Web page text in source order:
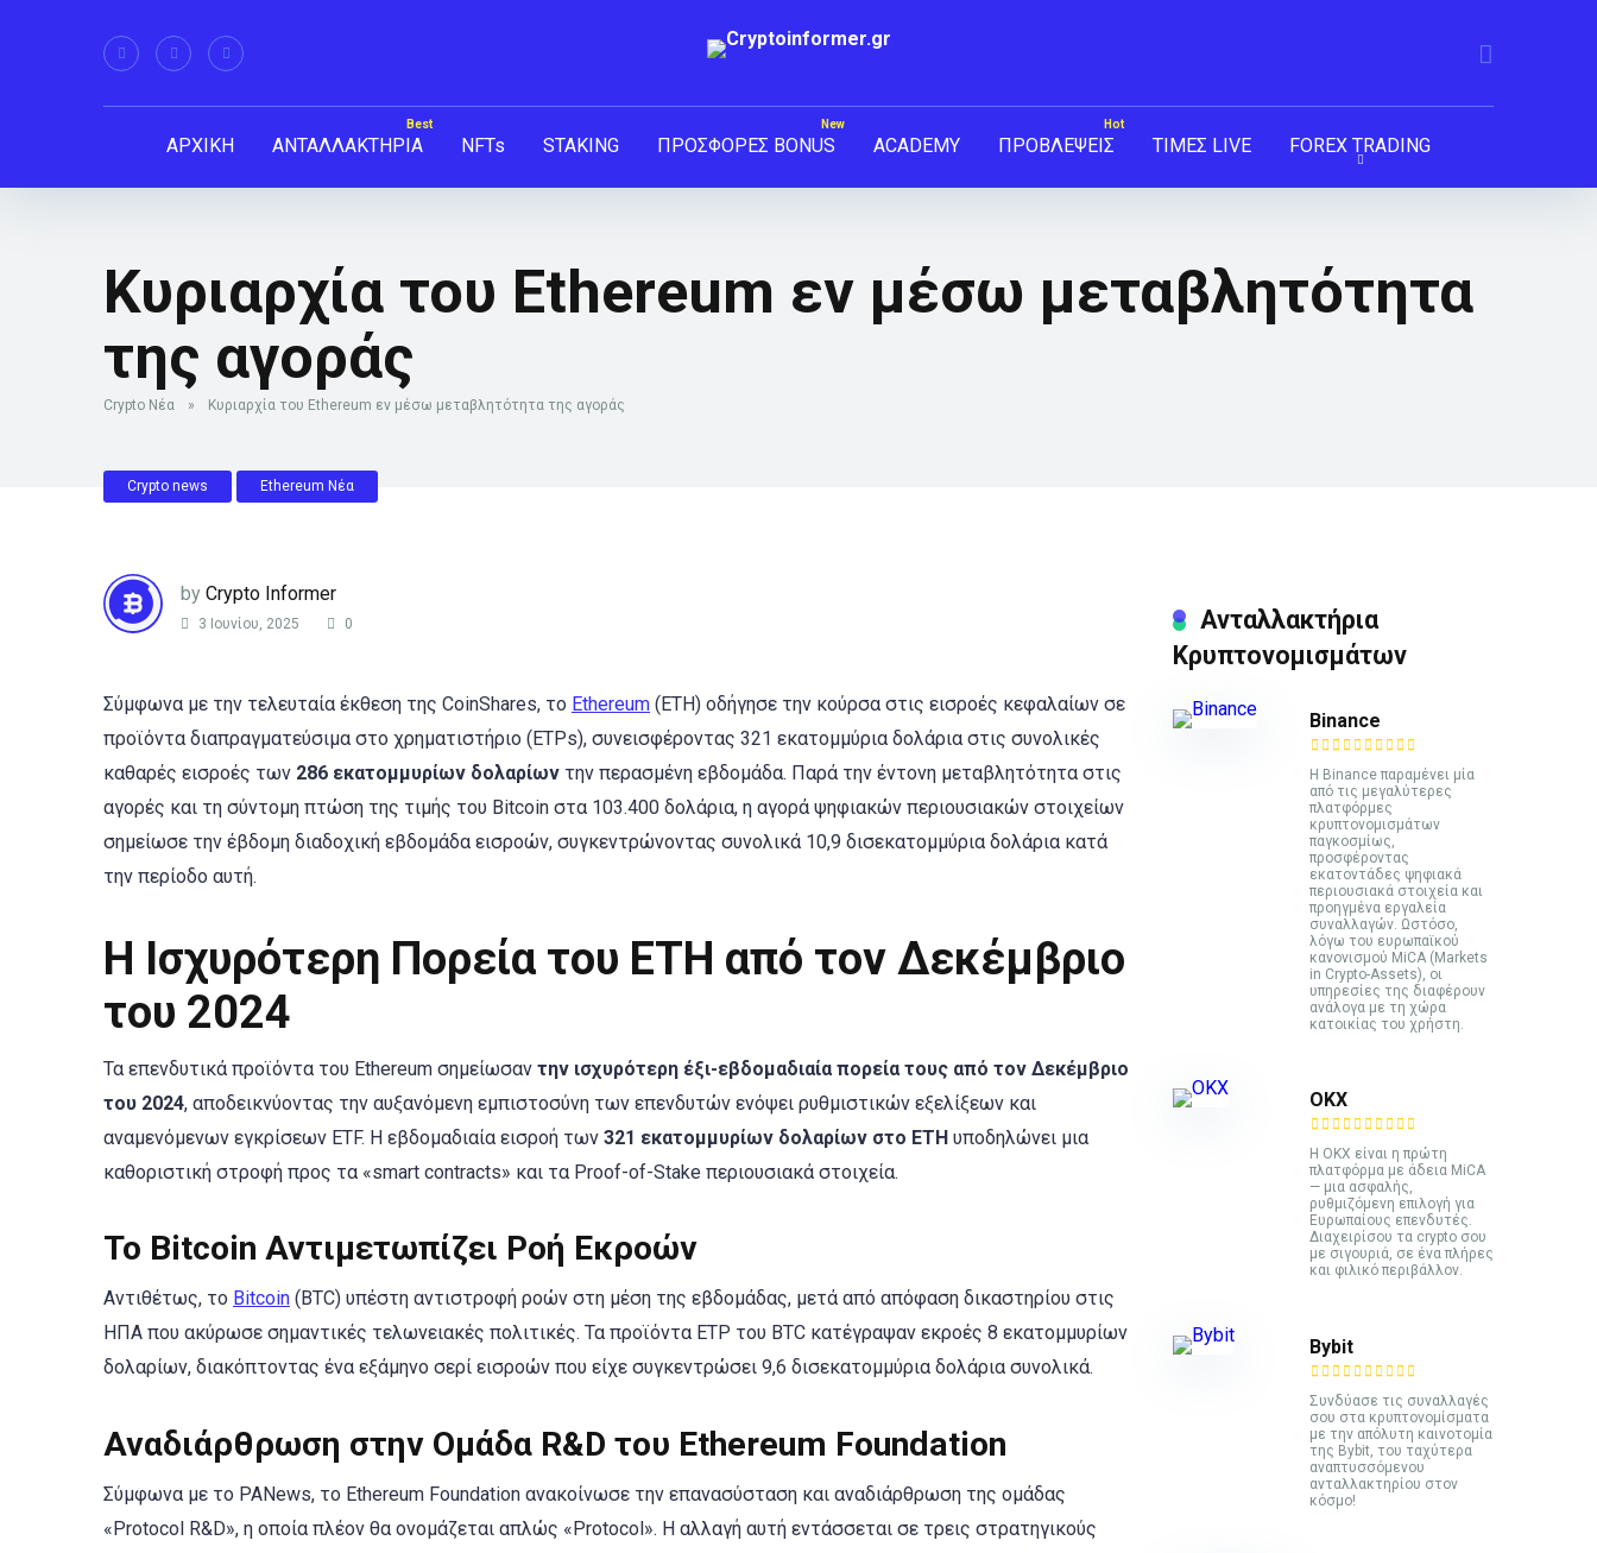
ΑΡΧΙΚΗ ΑΝΤΑΛΛΑΚΤΗΡΙΑ NFTs STAKING ΠΡΟΣΦΟΡΕΣ BONUS ACADEMY ΠΡΟΒΛΕΨΕΙΣ ΤΙΜΕΣ LIVE FOREX TRADING
Κυριαρχία του Ethereum εν μέσω μεταβλητότητα
της αγοράς
Crypto Νέα » Κυριαρχία του Ethereum εν μέσω μεταβλητότητα της αγοράς
Crypto news Ethereum Νέα
by Crypto Informer
3 Ιουνίου, 2025 0
Σύμφωνα με την τελευταία έκθεση της CoinShares, το Ethereum (ETH) οδήγησε την κούρσα στις εισροές κεφαλαίων σε
προϊόντα διαπραγματεύσιμα στο χρηματιστήριο (ETPs), συνεισφέροντας 321 εκατομμύρια δολάρια στις συνολικές
καθαρές εισροές των 286 εκατομμυρίων δολαρίων την περασμένη εβδομάδα. Παρά την έντονη μεταβλητότητα στις
αγορές και τη σύντομη πτώση της τιμής του Bitcoin στα 103.400 δολάρια, η αγορά ψηφιακών περιουσιακών στοιχείων
σημείωσε την έβδομη διαδοχική εβδομάδα εισροών, συγκεντρώνοντας συνολικά 10,9 δισεκατομμύρια δολάρια κατά
την περίοδο αυτή.
Η Ισχυρότερη Πορεία του ETH από τον Δεκέμβριο
του 2024
Τα επενδυτικά προϊόντα του Ethereum σημείωσαν την ισχυρότερη έξι-εβδομαδιαία πορεία τους από τον Δεκέμβριο
του 2024, αποδεικνύοντας την αυξανόμενη εμπιστοσύνη των επενδυτών ενόψει ρυθμιστικών εξελίξεων και
αναμενόμενων εγκρίσεων ETF. Η εβδομαδιαία εισροή των 321 εκατομμυρίων δολαρίων στο ETH υποδηλώνει μια
καθοριστική στροφή προς τα «smart contracts» και τα Proof-of-Stake περιουσιακά στοιχεία.
Το Bitcoin Αντιμετωπίζει Ροή Εκροών
Αντιθέτως, το Bitcoin (BTC) υπέστη αντιστροφή ροών στη μέση της εβδομάδας, μετά από απόφαση δικαστηρίου στις
ΗΠΑ που ακύρωσε σημαντικές τελωνειακές πολιτικές. Τα προϊόντα ETP του BTC κατέγραψαν εκροές 8 εκατομμυρίων
δολαρίων, διακόπτοντας ένα εξάμηνο σερί εισροών που είχε συγκεντρώσει 9,6 δισεκατομμύρια δολάρια συνολικά.
Αναδιάρθρωση στην Ομάδα R&D του Ethereum Foundation
Σύμφωνα με το PANews, το Ethereum Foundation ανακοίνωσε την επανασύσταση και αναδιάρθρωση της ομάδας
«Protocol R&D», η οποία πλέον θα ονομάζεται απλώς «Protocol». Η αλλαγή αυτή εντάσσεται σε τρεις στρατηγικούς
Ανταλλακτήρια
Κρυπτονομισμάτων
Binance
Η Binance παραμένει μία
από τις μεγαλύτερες
πλατφόρμες
κρυπτονομισμάτων
παγκοσμίως,
προσφέροντας
εκατοντάδες ψηφιακά
περιουσιακά στοιχεία και
προηγμένα εργαλεία
συναλλαγών. Ωστόσο,
λόγω του ευρωπαϊκού
κανονισμού MiCA (Markets
in Crypto-Assets), οι
υπηρεσίες της διαφέρουν
ανάλογα με τη χώρα
κατοικίας του χρήστη.
ΟΚΧ
Η OKX είναι η πρώτη
πλατφόρμα με άδεια MiCA
— μια ασφαλής,
ρυθμιζόμενη επιλογή για
Ευρωπαίους επενδυτές.
Διαχειρίσου τα crypto σου
με σιγουριά, σε ένα πλήρες
και φιλικό περιβάλλον.
Bybit
Συνδύασε τις συναλλαγές
σου στα κρυπτονομίσματα
με την απόλυτη καινοτομία
της Bybit, του ταχύτερα
αναπτυσσόμενου
ανταλλακτηρίου στον
κόσμο!